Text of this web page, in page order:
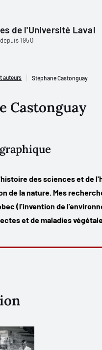
de l'Université Laval
1950
auteurs Stéphane Castonguay
Castonguay
des sciences et de
de la nature. Mes
(l'invention de
et de maladies